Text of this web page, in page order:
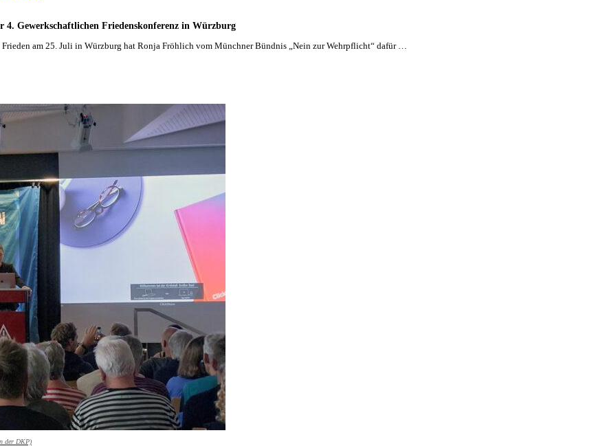
Gewerkschaftlichen Friedenskonferenz in Würzburg
am 25. Juli in Würzburg hat Ronja Fröhlich vom Münchner Bündnis „Nein zur Wehrpflicht“ dafür …
der DKP)